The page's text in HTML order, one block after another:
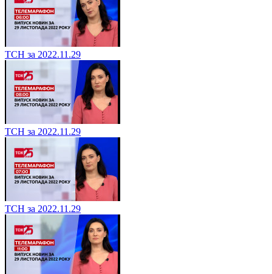
ТСН за 2022.11.29
ТСН за 2022.11.29
ТСН за 2022.11.29